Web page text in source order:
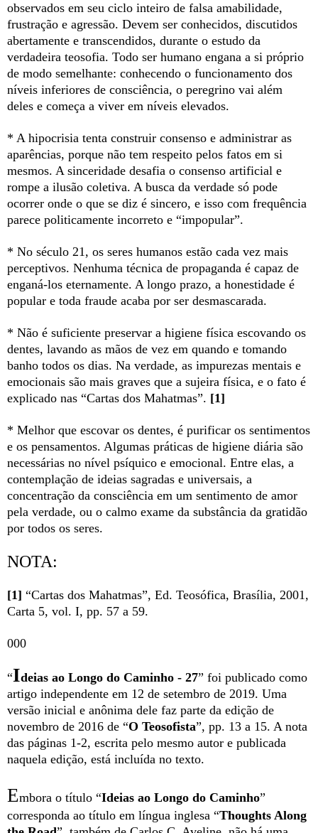
observados em seu ciclo inteiro de falsa amabilidade,
frustração e agressão. Devem ser conhecidos, discutidos
abertamente e transcendidos, durante o estudo da
verdadeira teosofia. Todo ser humano engana a si próprio
de modo semelhante: conhecendo o funcionamento dos
níveis inferiores de consciência, o peregrino vai além
deles e começa a viver em níveis elevados.
* A hipocrisia tenta construir consenso e administrar as
aparências, porque não tem respeito pelos fatos em si
mesmos. A sinceridade desafia o consenso artificial e
rompe a ilusão coletiva. A busca da verdade só pode
ocorrer onde o que se diz é sincero, e isso com frequência
parece politicamente incorreto e “impopular”.
* No século 21, os seres humanos estão cada vez mais
perceptivos. Nenhuma técnica de propaganda é capaz de
enganá-los eternamente. A longo prazo, a honestidade é
popular e toda fraude acaba por ser desmascarada.
* Não é suficiente preservar a higiene física escovando os
dentes, lavando as mãos de vez em quando e tomando
banho todos os dias. Na verdade, as impurezas mentais e
emocionais são mais graves que a sujeira física, e o fato é
explicado nas “Cartas dos Mahatmas”. [1]
* Melhor que escovar os dentes, é purificar os sentimentos
e os pensamentos. Algumas práticas de higiene diária são
necessárias no nível psíquico e emocional. Entre elas, a
contemplação de ideias sagradas e universais, a
concentração da consciência em um sentimento de amor
pela verdade, ou o calmo exame da substância da gratidão
por todos os seres.
NOTA:
[1] “Cartas dos Mahatmas”, Ed. Teosófica, Brasília, 2001,
Carta 5, vol. I, pp. 57 a 59.
000
“Ideias ao Longo do Caminho - 27” foi publicado como
artigo independente em 12 de setembro de 2019. Uma
versão inicial e anônima dele faz parte da edição de
novembro de 2016 de “O Teosofista”, pp. 13 a 15. A nota
das páginas 1-2, escrita pelo mesmo autor e publicada
naquela edição, está incluída no texto.
Embora o título “Ideias ao Longo do Caminho”
corresponda ao título em língua inglesa “Thoughts Along